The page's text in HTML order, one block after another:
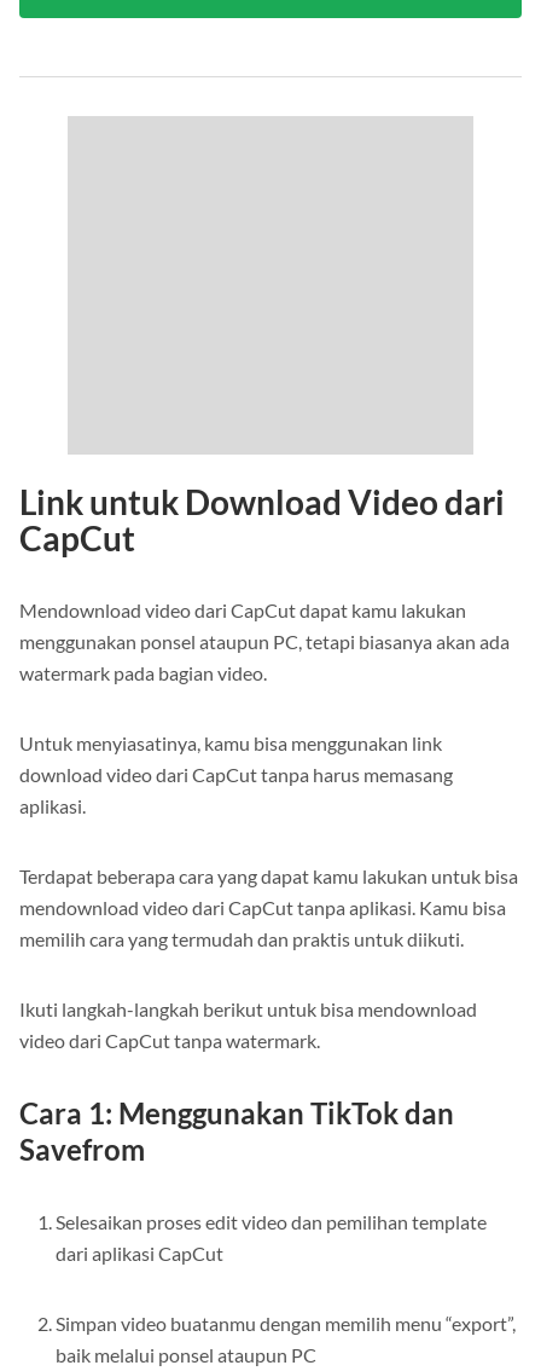
Link untuk Download Video dari
CapCut
Mendownload video dari CapCut dapat kamu lakukan
menggunakan ponsel ataupun PC, tetapi biasanya akan ada
watermark pada bagian video.
Untuk menyiasatinya, kamu bisa menggunakan link
download video dari CapCut tanpa harus memasang
aplikasi.
Terdapat beberapa cara yang dapat kamu lakukan untuk bisa
mendownload video dari CapCut tanpa aplikasi. Kamu bisa
memilih cara yang termudah dan praktis untuk diikuti.
Ikuti langkah-langkah berikut untuk bisa mendownload
video dari CapCut tanpa watermark.
Cara 1: Menggunakan TikTok dan
Savefrom
Selesaikan proses edit video dan pemilihan template
dari aplikasi CapCut
Simpan video buatanmu dengan memilih menu “export”,
baik melalui ponsel ataupun PC